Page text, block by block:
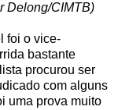
Delong/CIMTB)
foi o vice-
bastante
procurou ser
com alguns
uma prova muito